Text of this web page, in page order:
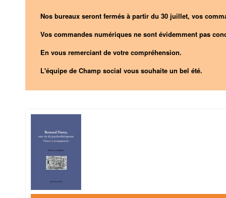
Nos bureaux seront fermés à partir du 30 juillet, vos
Vos commandes numériques ne sont évidemment pas
En vous remerciant de votre compréhension.
L'équipe de Champ social vous souhaite un bel été.